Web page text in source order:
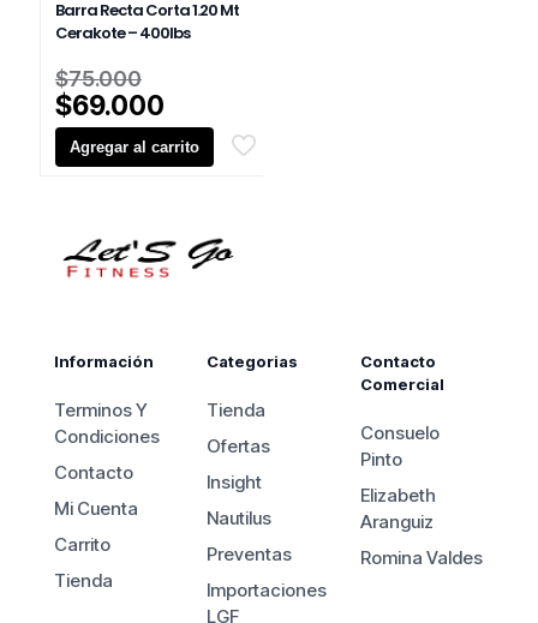
Barra Recta Corta 1.20 Mt
Cerakote – 400lbs
$75.000
precio
original
era:
$69.000
precio
actual
Agregar al carrito
Información
Terminos Y
Condiciones
Contacto
Mi Cuenta
Carrito
Tienda
Categorias
Tienda
Ofertas
Insight
Nautilus
Preventas
Importaciones
LGF
Contacto
Comercial
Consuelo
Pinto
Elizabeth
Aranguiz
Romina Valdes